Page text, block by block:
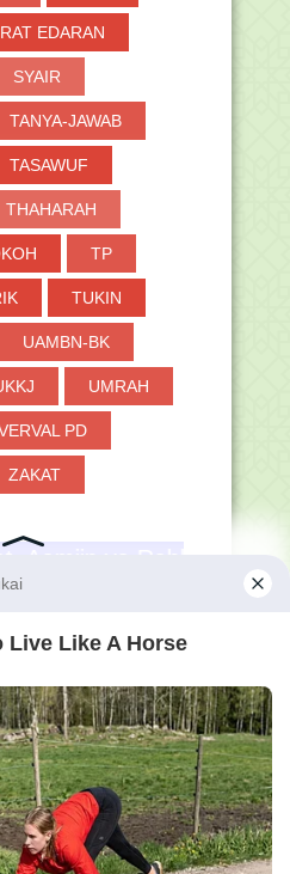
EDARAN
SYAIR
TANYA-JAWAB
TASAWUF
THAHARAH
TP
TUKIN
UAMBN-BK
UMRAH
PD
ZAKAT
Pengunjun
Bani
Online
43